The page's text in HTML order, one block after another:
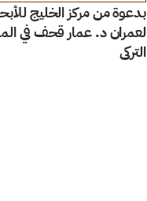
بدعوة من مركز الخليج
لعمران د. عمار قحف في
التركي